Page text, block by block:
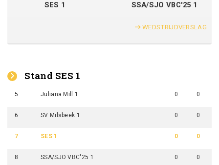
SES 1 SSA/SJO VBC'25 1
WEDSTRIJDVERSLAG
Stand SES 1
5 Juliana Mill 1 0 0
6 SV Milsbeek 1 0 0
7 SES 1 0 0
8 SSA/SJO VBC'25 1 0 0